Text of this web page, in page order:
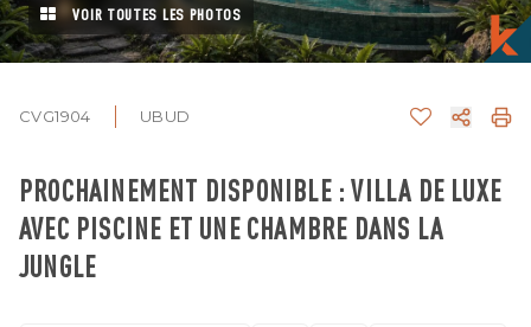
VOIR TOUTES LES PHOTOS
CVG1904 UBUD
PROCHAINEMENT DISPONIBLE : VILLA DE LUXE
AVEC PISCINE ET UNE CHAMBRE DANS LA
JUNGLE